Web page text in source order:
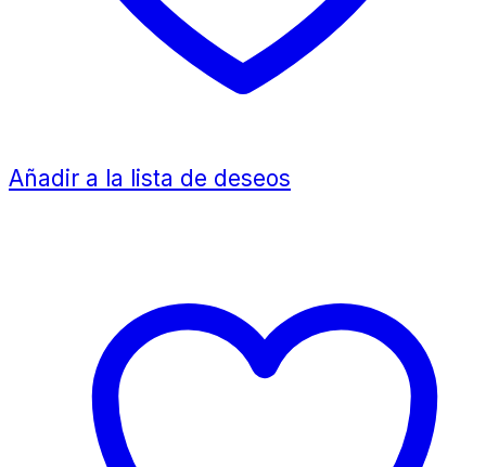
Añadir a la lista de deseos